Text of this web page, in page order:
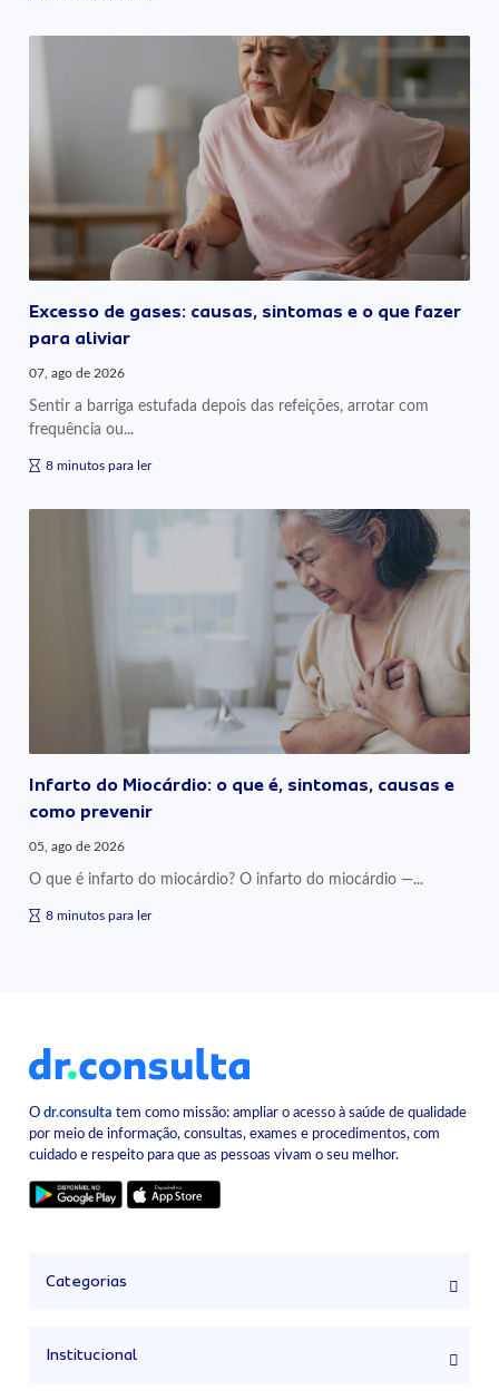
Excesso de gases: causas, sintomas e o que fazer
para aliviar
07, ago de 2026
Sentir a barriga estufada depois das refeições, arrotar com
frequência ou...
8 minutos para ler
Infarto do Miocárdio: o que é, sintomas, causas e
como prevenir
05, ago de 2026
O que é infarto do miocárdio? O infarto do miocárdio —...
8 minutos para ler
Odr.consulta tem como missão: ampliar o acesso à saúde de qualidade
por meio de informação, consultas, exames e procedimentos, com
cuidado e respeito para que as pessoas vivam o seu melhor.
Categorias
Institucional